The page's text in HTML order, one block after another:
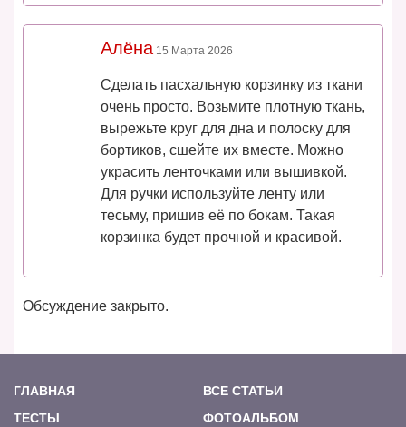
Алёна15 Марта 2026
Сделать пасхальную корзинку из ткани
очень просто. Возьмите плотную ткань,
вырежьте круг для дна и полоску для
бортиков, сшейте их вместе. Можно
украсить ленточками или вышивкой.
Для ручки используйте ленту или
тесьму, пришив её по бокам. Такая
корзинка будет прочной и красивой.
Обсуждение закрыто.
ГЛАВНАЯ
ВСЕ СТАТЬИ
ТЕСТЫ
ФОТОАЛЬБОМ